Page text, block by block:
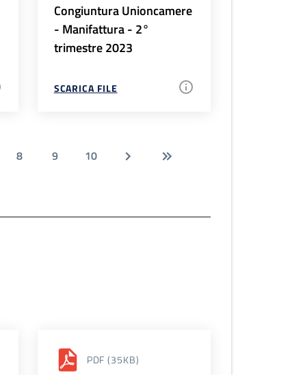
Congiuntura Unioncamere
- Manifattura - 2°
trimestre 2023
SCARICA FILE
8 9 10
PDF (35KB)